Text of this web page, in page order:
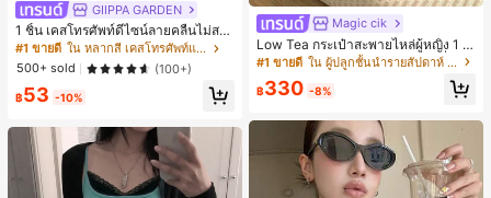
GIIPPA GARDEN
1 ชิ้น เคสโทรศัพท์ดีไซน์ลายคลื่นไม่สม
มาตรสำหรับ Phone 17 Pro Max, เหม
าะสำหรับ Phone 16 Pro Max, 15 Pro
Max, 14 Pro Max, เคสโทรศัพท์สไตล์เ
กาหลีและน่าสนใจ, เข้ากันได้กับ 11/12/
13/14/15/16 Pro Max Plus, ดีไซน์หรู
ขวัญในอุดมคติสำหรับคริสต์มาส, วันว
าเลนไทน์, อีสเตอร์, ฤดูแต่งงานและวันเ
กิดสำหรับแฟนสาว
#1 ขายดี
ใน หลากสี เคสโทรศัพท์แฟชั่น
500+ sold
(100+)
฿53 -10%
Magic cik
Low Tea กระเป๋าสะพายไหล่ผู้หญิง 1 ชิ้
น ลายจุด ผ้า PU สไตล์วินเทจแฟชั่น ทร
งเกี๊ยว ดีไซน์หูหิ้วคู่ด้านบน ปิดด้วยกระ
ดุมแป๊ก สายสะพายปรับได้ ใช้สะพายไ
ลางแจ้ง ท่องเที่ยว และออกไปข้างนอก
(พร้อมจี้ห้อย)
#1 ขายดี ใน ผู้ปลูกชั้นนำรายสัปดาห์ กระเป๋าสะพายไหล่ผู้หญิง
฿330 -8%